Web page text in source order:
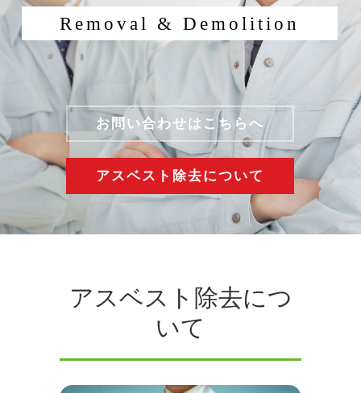
Remo val & D emo litio n
お問い合わせはこちらへ
アスベスト除去について
アスベスト除去につ
いて